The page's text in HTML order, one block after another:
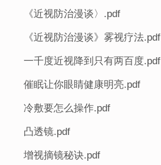
《近视防治漫谈〉.pdf
《近视防治漫谈》雾视疗法.pdf
一千度近视降到只有两百度.pdf
催眠让你眼睛健康明亮.pdf
冷敷要怎么操作.pdf
凸透镜.pdf
增视摘镜秘诀.pdf